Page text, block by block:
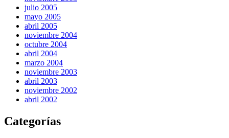
julio 2005
mayo 2005
abril 2005
noviembre 2004
octubre 2004
abril 2004
marzo 2004
noviembre 2003
abril 2003
noviembre 2002
abril 2002
Categorías